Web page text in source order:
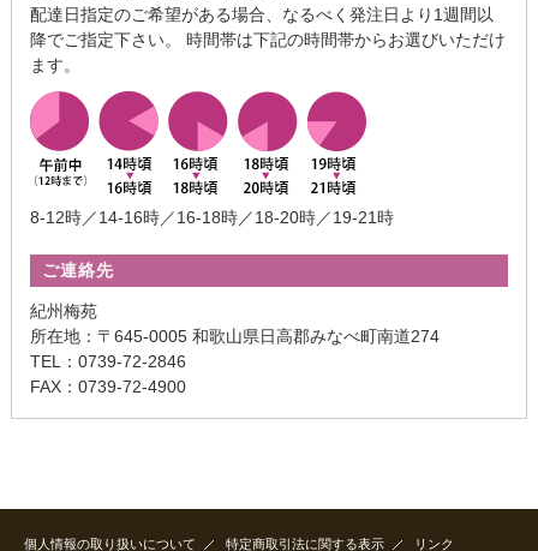
配達日指定のご希望がある場合、なるべく発注日より1週間以
降でご指定下さい。 時間帯は下記の時間帯からお選びいただけ
ます。
8-12時／14-16時／16-18時／18-20時／19-21時
ご連絡先
紀州梅苑
所在地：〒645-0005 和歌山県日高郡みなべ町南道274
TEL：0739-72-2846
FAX：0739-72-4900
個人情報の取り扱いについて 特定商取引法に関する表示 リンク